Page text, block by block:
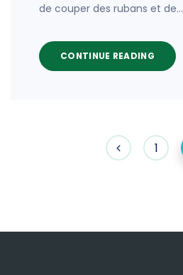
de couper des rubans et de…
CONTINUE READING
1